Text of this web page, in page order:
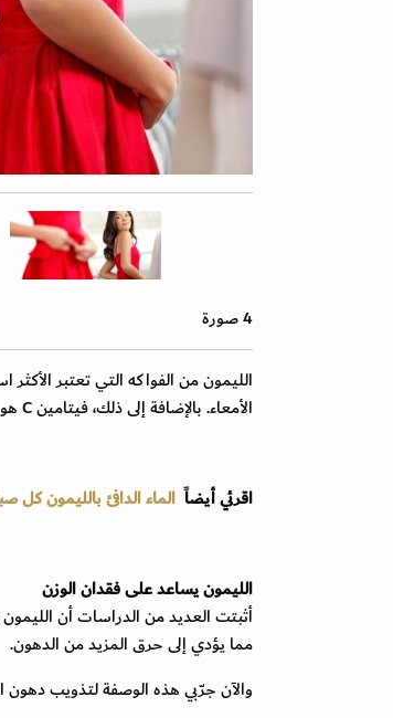
4 صورة
الأمعاء. بالإضافة إلى ذلك، فيتامين C هو أحد مضادات الأكسدة القوية.
اقرئي أيضاً الماء الدافئ بالليمون كل
الليمون يساعد على فقدان الوزن
أثبتت العديد من الدراسات أن
مما يؤدي إلى حرق المزيد من الدهون.
والآن جرّبي هذه الوصفة لتذويب